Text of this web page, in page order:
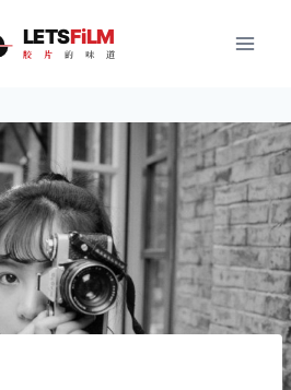
LETSFiLM
胶 片 的 味 道